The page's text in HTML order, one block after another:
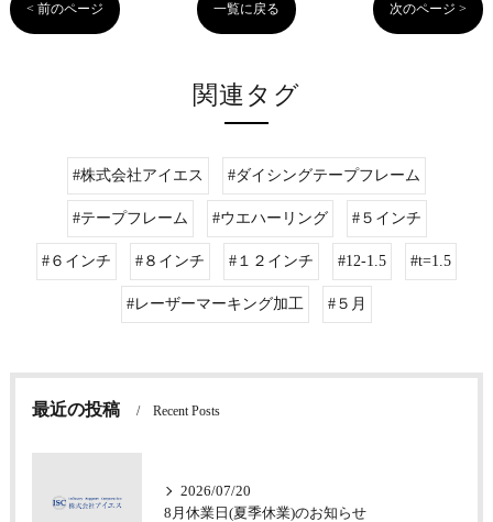
< 前のページ 一覧に戻る 次のページ >
関連タグ
#株式会社アイエス #ダイシングテープフレーム
#テープフレーム #ウエハーリング #５インチ
#６インチ #８インチ #１２インチ #12-1.5 #t=1.5
#レーザーマーキング加工 #５月
最近の投稿 Recent Posts
2026/07/20
8月休業日(夏季休業)のお知らせ